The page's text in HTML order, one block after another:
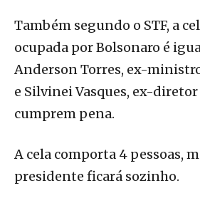
Também segundo o STF, a
ocupada por Bolsonaro é
Anderson Torres, ex-
e Silvinei Vasques, ex-diretor
cumprem pena.
A cela comporta 4 pessoas,
presidente ficará sozinho.